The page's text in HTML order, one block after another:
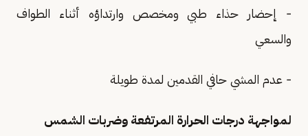
- إحضار حذاء طبي ومخصص وارتداؤه أثناء الطواف
والسعي
- عدم المشي حافي القدمين لمدة طويلة
لمواجهة درجات الحرارة المرتفعة وضربات الشمس